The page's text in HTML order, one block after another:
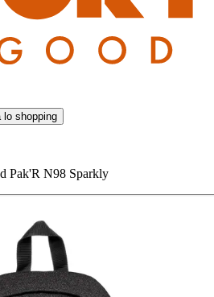
lo shopping
Pak'R N98 Sparkly